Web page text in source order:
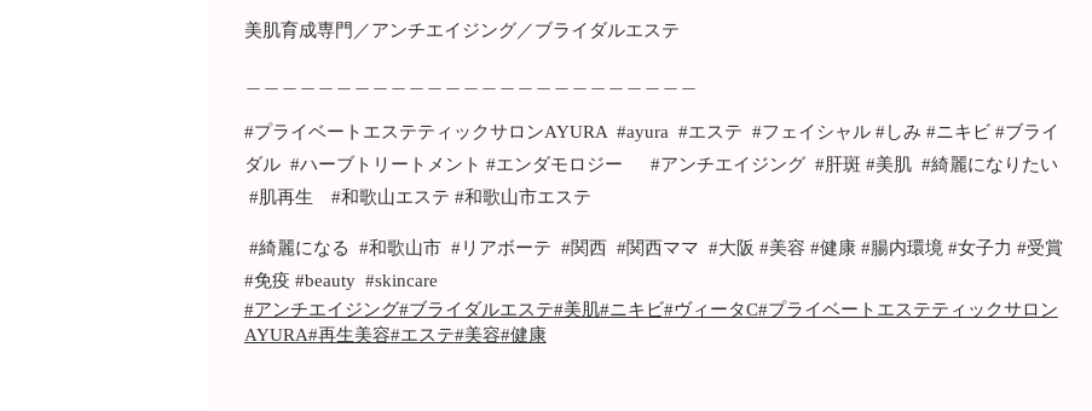
美肌育成専門／アンチエイジング／ブライダルエステ
#プライベートエステティックサロンAYURA #ayura #エステ #フェイシャル #しみ #ニキビ #ブライ
ダル #ハーブトリートメント #エンダモロジー #アンチエイジング #肝斑 #美肌 #綺麗になりたい
#肌再生 #和歌山エステ #和歌山市エステ
#綺麗になる #和歌山市 #リアボーテ #関西 #関西ママ #大阪 #美容 #健康 #腸内環境 #女子力 #受賞
#免疫 #beauty #skincare
#アンチエイジング#ブライダルエステ#美肌#ニキビ#ヴィータC#プライベートエステティックサロン
AYURA#再生美容#エステ#美容#健康